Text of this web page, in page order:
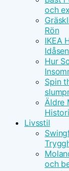
och
Rön
IKEA
Hur
Spin
Äldre
Livsstil
och